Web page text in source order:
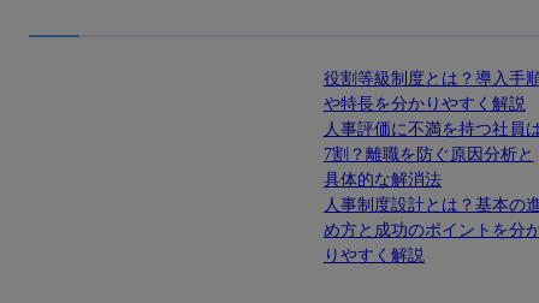
役割等級制度とは？導入手
や特長を分かりやすく解説
人事評価に不満を持つ社員
7割？離職を防ぐ原因分析と
具体的な解消法
人事制度設計とは？基本の
め方と成功のポイントを分
りやすく解説